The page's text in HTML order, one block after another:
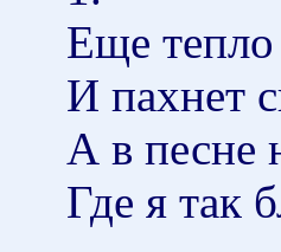
Еще тепло
И пахнет
А в песне
Где я так